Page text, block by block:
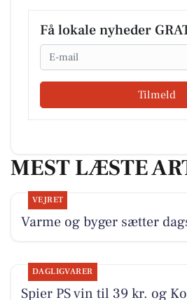
Få lokale nyheder
Email
Tilmeld
MEST LÆSTE
VEJRET
Varme og byger sætter
DAGLIGVARER
Spier PS vin til 39 kr. og